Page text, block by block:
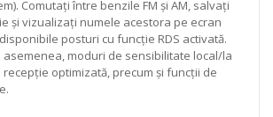
Comutați între benzile FM și AM, salvați
și vizualizați numele acestora pe ecran
posturi cu funcție RDS activată.
moduri de sensibilitate local/la
optimizată, precum și funcții de